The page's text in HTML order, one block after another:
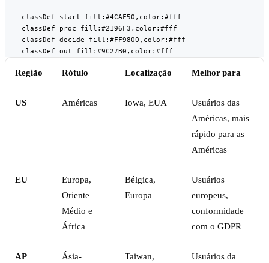
    classDef start fill:#4CAF50,color:#fff
    classDef proc fill:#2196F3,color:#fff
    classDef decide fill:#FF9800,color:#fff
    classDef out fill:#9C27B0,color:#fff
Região Rótulo Localização Melhor para
US Américas Iowa, EUA
Usuários das
Américas, mais
rápido para as
Américas
EU
Europa,
Oriente
Médio e
África
Bélgica,
Europa
Usuários
europeus,
conformidade
com o GDPR
AP
Ásia-
Taiwan,
Usuários da